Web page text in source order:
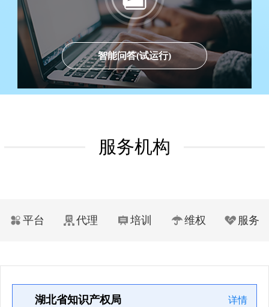
智能问答(试运行)
服务机构
平台 代理 培训 维权 服务
湖北省知识产权局 详情